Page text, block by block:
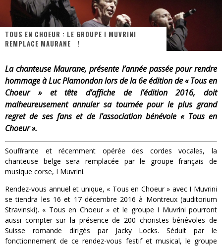
Star Fox
« Dr Wertham / L’homme qui étudia les tueurs en série » - Un Métier à Risque !
Assassin's Creed Black Flag Resynced
« Le Vent dand les Saules » - Une Belle Histoire !
Yoshi and the mysterious book
TOUS EN CHOEUR : LE GROUPE I MUVRINI
REMPLACE MAURANE !
La chanteuse Maurane, présente l’année passée pour rendre
hommage à Luc Plamondon lors de la 6e édition de « Tous en
Choeur » et tête d’affiche de l’édition 2016, doit
malheureusement annuler sa tournée pour le plus grand
regret de ses fans et de l’association bénévole « Tous en
Choeur ».
Souffrante et récemment opérée des cordes vocales, la
chanteuse belge sera remplacée par le groupe français de
musique corse, I Muvrini.
Rendez-vous annuel et unique, « Tous en Choeur » avec I Muvrini
se tiendra les 16 et 17 décembre 2016 à Montreux (auditorium
Stravinski). « Tous en Choeur » et le groupe I Muvrini pourront
aussi compter sur la présence de 200 choristes bénévoles de
Suisse romande dirigés par Jacky Locks. Séduit par le
fonctionnement de ce rendez-vous festif et musical, le groupe